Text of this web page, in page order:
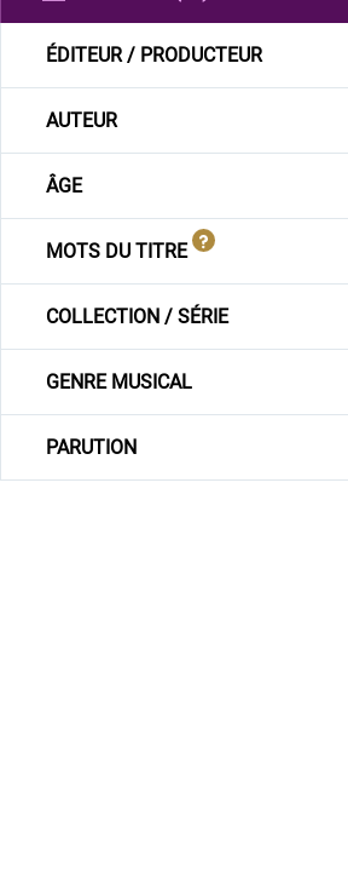
ÉDITEUR / PRODUCTEUR
AUTEUR
ÂGE
MOTS DU TITRE
COLLECTION / SÉRIE
GENRE MUSICAL
PARUTION